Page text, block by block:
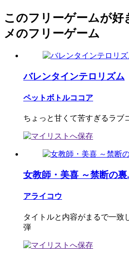
このフリーゲームが好
メのフリーゲーム
バレンタインテロリズム
ペットボトルココア
ちょっと甘くて苦すぎるラブ
女教師・美喜 ～禁断の裏
アライコウ
タイトルと内容がまるで一致
弾